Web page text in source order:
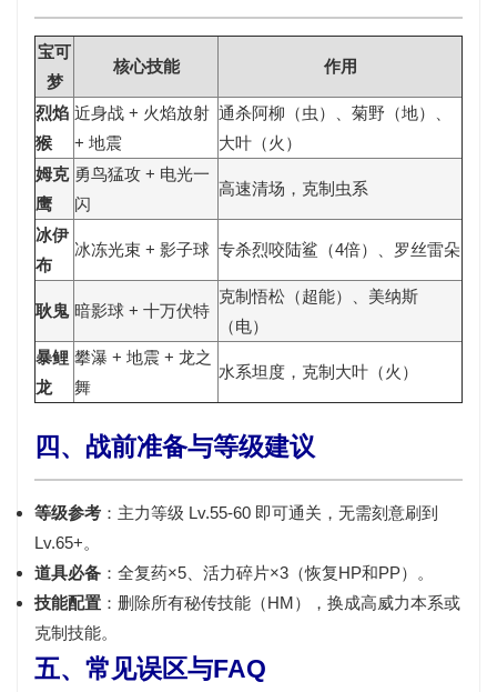
宝可
梦
核心技能 作用
烈焰
猴
近身战 + 火焰放射
+ 地震
通杀阿柳（虫）、菊野（地）、
大叶（火）
姆克
鹰
勇鸟猛攻 + 电光一
闪
高速清场，克制虫系
冰伊
布
冰冻光束 + 影子球 专杀烈咬陆鲨（4倍）、罗丝雷朵
耿鬼 暗影球 + 十万伏特
克制悟松（超能）、美纳斯
（电）
暴鲤
龙
攀瀑 + 地震 + 龙之
舞
水系坦度，克制大叶（火）
四、战前准备与等级建议
等级参考 ：主力等级 Lv.55-60 即可通关，无需刻意刷到
Lv.65+。
道具必备 ：全复药×5、活力碎片×3（恢复HP和PP）。
技能配置 ：删除所有秘传技能（HM），换成高威力本系或
克制技能。
五、常见误区与FAQ